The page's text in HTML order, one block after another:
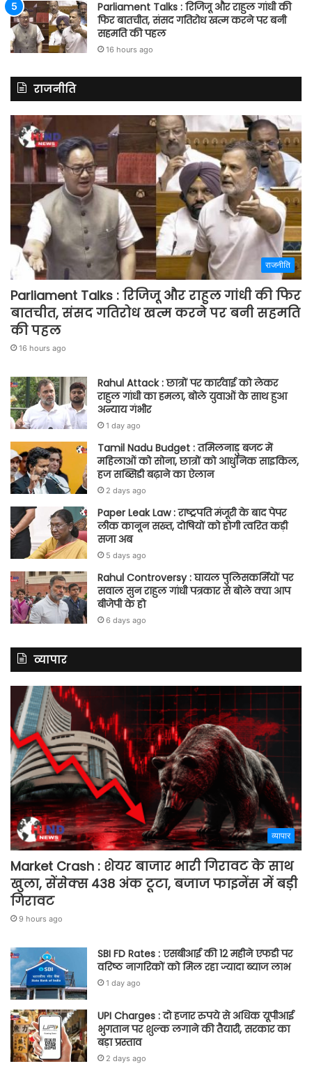
Parliament Talks : रिजिजू और राहुल गांधी की
फिर बातचीत, संसद गतिरोध खत्म करने पर बनी
सहमति की पहल
16 hours ago
राजनीति
राजनीति
Parliament Talks : रिजिजू और राहुल गांधी की फिर
बातचीत, संसद गतिरोध खत्म करने पर बनी सहमति
की पहल
16 hours ago
Rahul Attack : छात्रों पर कार्रवाई को लेकर
राहुल गांधी का हमला, बोले युवाओं के साथ हुआ
अन्याय गंभीर
1 day ago
Tamil Nadu Budget : तमिलनाडु बजट में
महिलाओं को सोना, छात्रों को आधुनिक साइकिल,
हज सब्सिडी बढ़ाने का ऐलान
2 days ago
Paper Leak Law : राष्ट्रपति मंजूरी के बाद पेपर
लीक कानून सख्त, दोषियों को होगी त्वरित कड़ी
सजा अब
5 days ago
Rahul Controversy : घायल पुलिसकर्मियों पर
सवाल सुन राहुल गांधी पत्रकार से बोले क्या आप
बीजेपी के हो
6 days ago
व्यापार
व्यापार
Market Crash : शेयर बाजार भारी गिरावट के साथ
खुला, सेंसेक्स 438 अंक टूटा, बजाज फाइनेंस में बड़ी
गिरावट
9 hours ago
SBI FD Rates : एसबीआई की 12 महीने एफडी पर
वरिष्ठ नागरिकों को मिल रहा ज्यादा ब्याज लाभ
1 day ago
UPI Charges : दो हजार रुपये से अधिक यूपीआई
भुगतान पर शुल्क लगाने की तैयारी, सरकार का
बड़ा प्रस्ताव
2 days ago